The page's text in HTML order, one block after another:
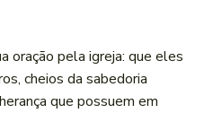
oração pela igreja: que eles
cheios da sabedoria
que possuem em